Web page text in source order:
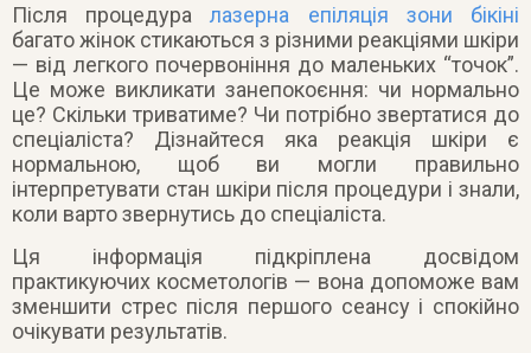
Після процедуралазерна епіляція зони бікіні
багато жінок стикаються з різними реакціями шкіри
— від легкого почервоніння до маленьких “точок”.
Це може викликати занепокоєння: чи нормально
це? Скільки триватиме? Чи потрібно звертатися до
спеціаліста? Дізнайтеся яка реакція шкіри є
нормальною, щоб ви могли правильно
інтерпретувати стан шкіри після процедури і знали,
коли варто звернутись до спеціаліста.
Ця інформація підкріплена досвідом
практикуючих косметологів — вона допоможе вам
зменшити стрес після першого сеансу і спокійно
очікувати результатів.